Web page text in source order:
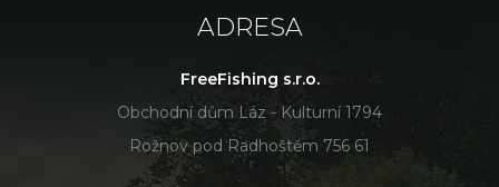
ADRESA
FreeFishing s.r.o.
Obchodní dům Láz - Kulturní 1794
Rožnov pod Radhoštěm 756 61